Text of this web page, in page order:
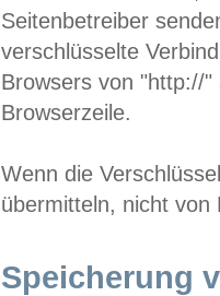
Seitenbetreiber
verschlüsselte
Browsers von "http://
Browserzeile.
Wenn die
übermitteln, nicht von
Speicherung